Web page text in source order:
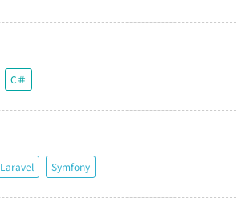
C＃
Laravel Symfony